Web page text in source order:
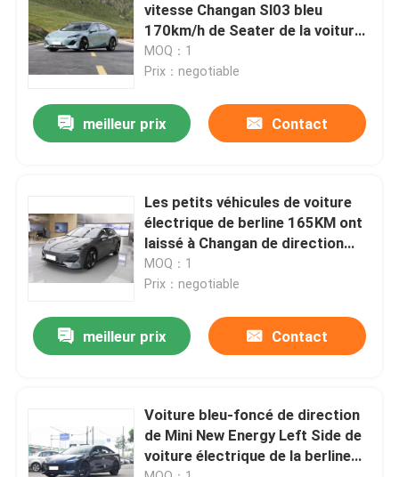
Produits
Vidéos
A propos de nous
Contrôle de la qualité
nouvelles
Demande de soumission
vitesse Changan Sl03 bleu
170km/h de Seater de la voiture
électrique 5 de berline
MOQ：1
Prix：negotiable
meilleur prix Contact
Les petits véhicules de voiture
électrique de berline 165KM ont
laissé à Changan de direction
SL03 bleu-foncé
MOQ：1
Prix：negotiable
meilleur prix Contact
Voiture bleu-foncé de direction
de Mini New Energy Left Side de
voiture électrique de la berline